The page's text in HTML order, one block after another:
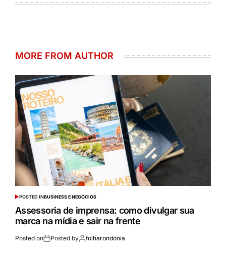
MORE FROM AUTHOR
POSTED INBUSINESS E NEGÓCIOS
Assessoria de imprensa: como divulgar sua
marca na mídia e sair na frente
Posted on Posted by folharondonia